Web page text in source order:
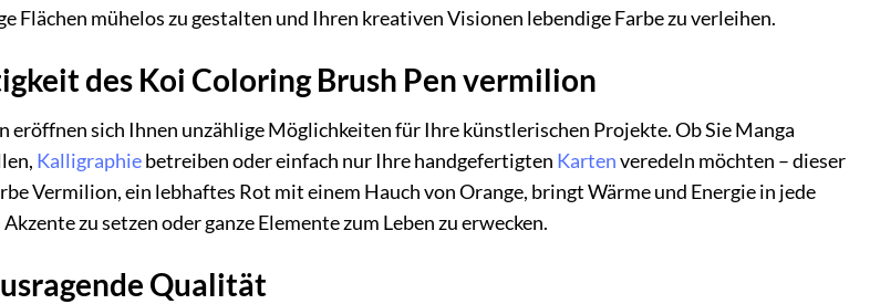
Flächen mühelos zu gestalten und Ihren kreativen Visionen lebendige Farbe zu verleihen.
des Koi Coloring Brush Pen vermilion
sich Ihnen unzählige Möglichkeiten für Ihre künstlerischen Projekte. Ob Sie Manga
Kalligraphiebetreiben oder einfach nur Ihre handgefertigten Kartenveredeln möchten – dieser
Vermilion, ein lebhaftes Rot mit einem Hauch von Orange, bringt Wärme und Energie in jede
zu setzen oder ganze Elemente zum Leben zu erwecken.
Qualität